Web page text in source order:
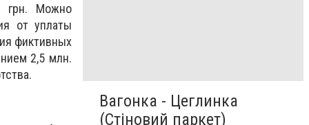
грн. Можно
от уплаты
фиктивных
2,5 млн.
Вагонка - Цеглинка
(Стіновий паркет)